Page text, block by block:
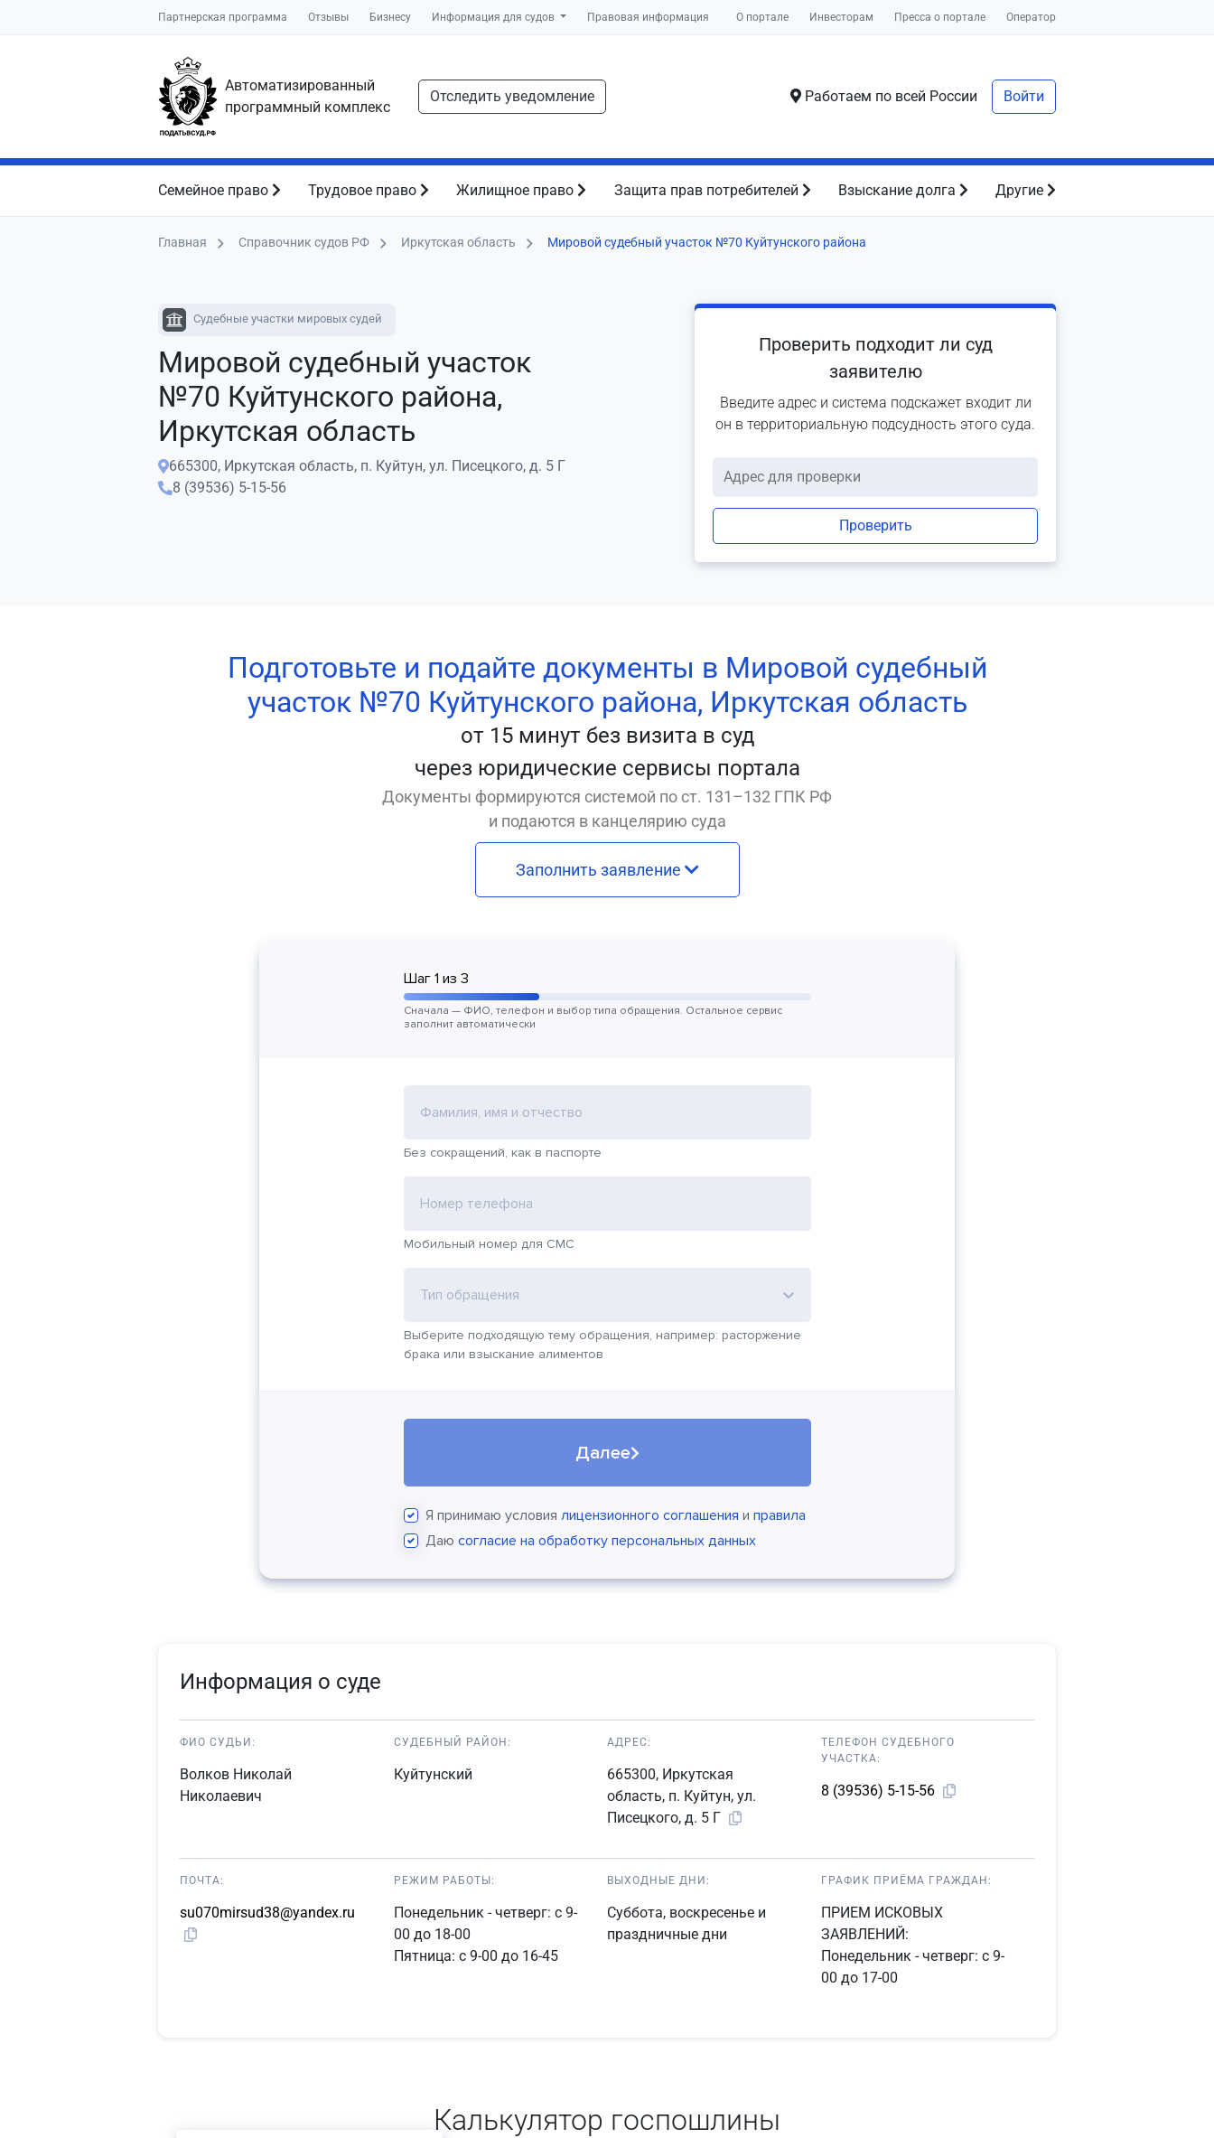
Партнерская программа Отзывы Бизнесу Информация для судов Правовая информация О портале Инвесторам Пресса о портале Оператор
Автоматизированный
программный комплекс
Отследить уведомление Работаем по всей России Войти
Семейное право Трудовое право Жилищное право Защита прав потребителей Взыскание долга Другие
Главная Справочник судов РФ Иркутская область Мировой судебный участок №70 Куйтунского района
Судебные участки мировых судей
Мировой судебный участок
№70 Куйтунского района,
Иркутская область
665300, Иркутская область, п. Куйтун, ул. Писецкого, д. 5 Г
8 (39536) 5-15-56
Проверить подходит ли суд
заявителю
Введите адрес и система подскажет входит ли
он в территориальную подсудность этого суда.
Проверить
Подготовьте и подайте документы в Мировой судебный
участок №70 Куйтунского района, Иркутская область
от 15 минут без визита в суд
через юридические сервисы портала
Документы формируются системой по ст. 131–132 ГПК РФ
и подаются в канцелярию суда
Заполнить заявление
Шаг 1 из 3
Сначала — ФИО, телефон и выбор типа обращения. Остальное сервис
заполнит автоматически
Фамилия, имя и отчество
Без сокращений, как в паспорте
Номер телефона
Мобильный номер для СМС
Тип обращения
Выберите подходящую тему обращения, например: расторжение
брака или взыскание алиментов
Далее
Я принимаю условия лицензионного соглашения и правила
Даю согласие на обработку персональных данных
Информация о суде
ФИО СУДЬИ:
Волков Николай
Николаевич
СУДЕБНЫЙ РАЙОН:
Куйтунский
АДРЕС:
665300, Иркутская
область, п. Куйтун, ул.
Писецкого, д. 5 Г
ТЕЛЕФОН СУДЕБНОГО
УЧАСТКА:
8 (39536) 5-15-56
ПОЧТА:
su070mirsud38@yandex.ru
РЕЖИМ РАБОТЫ:
Понедельник - четверг: с 9-
00 до 18-00
Пятница: с 9-00 до 16-45
ВЫХОДНЫЕ ДНИ:
Суббота, воскресенье и
праздничные дни
ГРАФИК ПРИЁМА ГРАЖДАН:
ПРИЕМ ИСКОВЫХ
ЗАЯВЛЕНИЙ:
Понедельник - четверг: с 9-
00 до 17-00
Калькулятор госпошлины